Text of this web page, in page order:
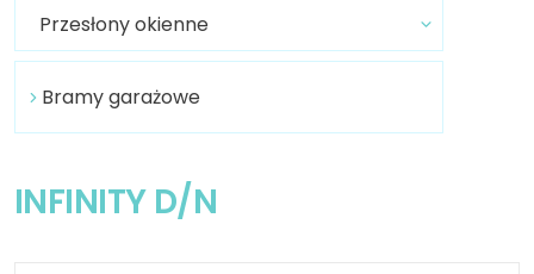
Przesłony okienne
Bramy garażowe
INFINITY D/N